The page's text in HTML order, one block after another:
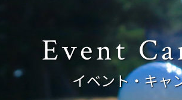
Event
イベント・キャ